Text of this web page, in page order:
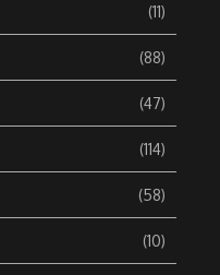
(11)
(88)
(47)
(114)
(58)
(10)